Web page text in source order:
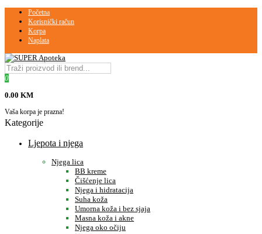
Početna
Korisnički račun
Korpa
Naplata
0
0.00 KM
Vaša korpa je prazna!
Kategorije
Ljepota i njega
Njega lica
BB kreme
Čišćenje lica
Njega i hidratacija
Suha koža
Umorna koža i bez sjaja
Masna koža i akne
Njega oko očiju